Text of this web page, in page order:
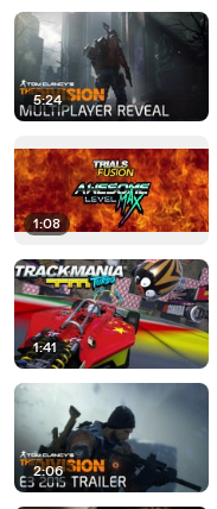
5:24
1:08
1:41
2:06